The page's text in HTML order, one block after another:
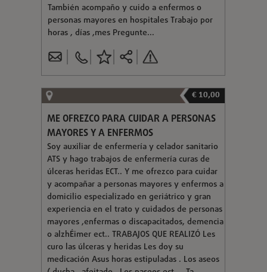
También acompaño y cuido a enfermos o
personas mayores en hospitales Trabajo por
horas , días ,mes Pregunte...
€ 10,00
ME OFREZCO PARA CUIDAR A PERSONAS
MAYORES Y A ENFERMOS
Soy auxiliar de enfermería y celador sanitario
ATS y hago trabajos de enfermería curas de
úlceras heridas ECT.. Y me ofrezco para cuidar
y acompañar a personas mayores y enfermos a
domicilio especializado en geriátrico y gran
experiencia en el trato y cuidados de personas
mayores ,enfermas o discapacitados, demencia
o alzhÉimer ect.. TRABAJOS QUE REALIZÓ Les
curo las úlceras y heridas Les doy su
medicación Asus horas estipuladas . Los aseos